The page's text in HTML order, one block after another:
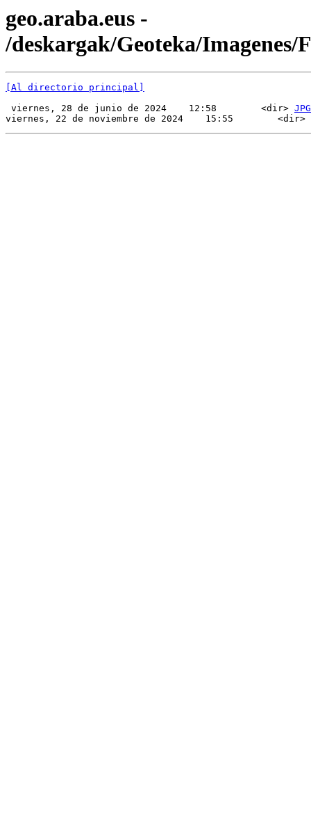
geo.araba.eus -
/deskargak/Geoteka/Imagenes/
[Al directorio principal]
viernes, 28 de junio de 2024    12:58        <dir> JPG
viernes, 22 de noviembre de 2024    15:55        <dir>